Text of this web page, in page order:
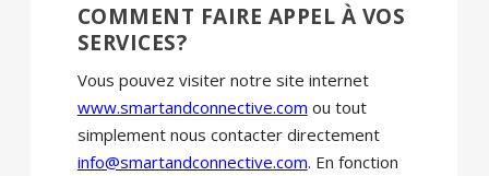
COMMENT FAIRE APPEL À VOS
SERVICES?
Vous pouvez visiter notre site internet
www.smartandconnective.com ou tout
simplement nous contacter directement
info@smartandconnective.com. En fonction